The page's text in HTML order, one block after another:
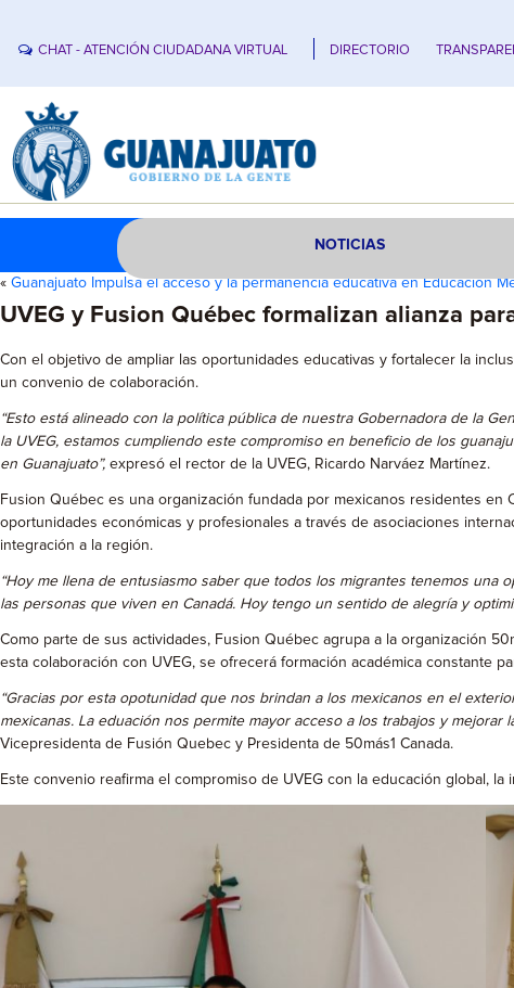
CHAT - ATENCIÓN CIUDADANA VIRTUAL DIRECTORIO
NOTICIAS
« Guanajuato Impulsa el acceso y la permanencia educativa en Educación
UVEG y Fusion Québec formalizan alianza
Con el objetivo de ampliar las oportunidades educativas y fortalecer la
un convenio de colaboración.
“Esto está alineado con la política pública de nuestra Gobernadora de la
la UVEG, estamos cumpliendo este compromiso en beneficio de los
en Guanajuato”, expresó el rector de la UVEG, Ricardo Narváez Martínez.
Fusion Québec es una organización fundada por mexicanos residentes
oportunidades económicas y profesionales a través de asociaciones
integración a la región.
“Hoy me llena de entusiasmo saber que todos los migrantes tenemos
las personas que viven en Canadá. Hoy tengo un sentido de alegría y
Como parte de sus actividades, Fusion Québec agrupa a la organización
esta colaboración con UVEG, se ofrecerá formación académica constante
“Gracias por esta opotunidad que nos brindan a los mexicanos en el
mexicanas. La eduación nos permite mayor acceso a los trabajos y
Vicepresidenta de Fusión Quebec y Presidenta de 50más1 Canada.
Este convenio reafirma el compromiso de UVEG con la educación global,